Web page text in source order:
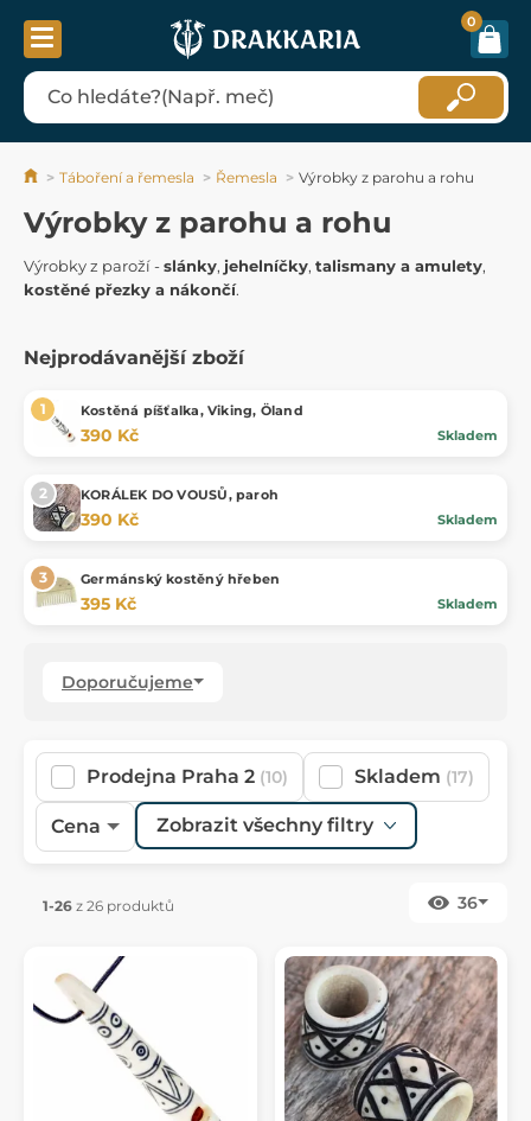
0
Táboření a řemesla Řemesla Výrobky z parohu a rohu
Výrobky z parohu a rohu
Výrobky z paroží -slánky, jehelníčky, talismany a amulety,
kostěné přezky a nákončí.
Nejprodávanější zboží
Kostěná píšťalka, Viking, Öland
390 Kč Skladem
KORÁLEK DO VOUSŮ, paroh
390 Kč Skladem
Germánský kostěný hřeben
395 Kč Skladem
Doporučujeme
Prodejna Praha 2 (10) Skladem (17)
Cena Zobrazit všechny filtry
1-26 z 26 produktů 36